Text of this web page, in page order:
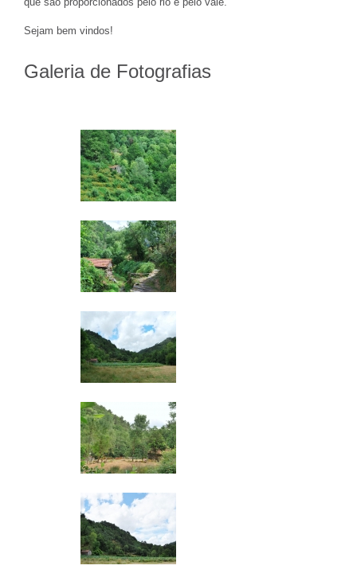
Sejam bem vindos!
Galeria de Fotografias